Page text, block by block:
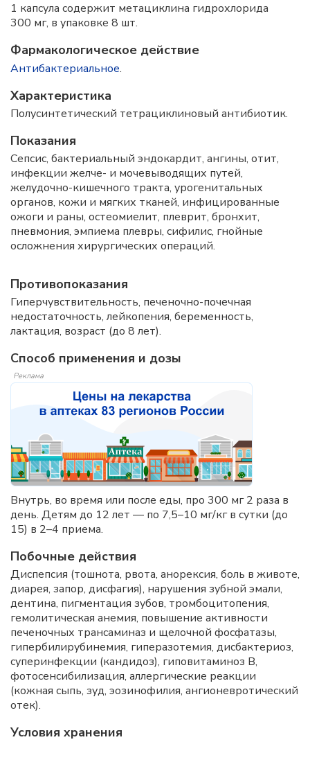
1 капсула содержит метациклина гидрохлорида
300 мг, в упаковке 8 шт.
Фармакологическое действие
Антибактериальное.
Характеристика
Полусинтетический тетрациклиновый антибиотик.
Показания
Сепсис, бактериальный эндокардит, ангины, отит,
инфекции желче- и мочевыводящих путей,
желудочно-кишечного тракта, урогенитальных
органов, кожи и мягких тканей, инфицированные
ожоги и раны, остеомиелит, плеврит, бронхит,
пневмония, эмпиема плевры, сифилис, гнойные
осложнения хирургических операций.
Противопоказания
Гиперчувствительность, печеночно-почечная
недостаточность, лейкопения, беременность,
лактация, возраст (до 8 лет).
Способ применения и дозы
Реклама
Внутрь, во время или после еды, про 300 мг 2 раза в
день. Детям до 12 лет — по 7,5–10 мг/кг в сутки (до
15) в 2–4 приема.
Побочные действия
Диспепсия (тошнота, рвота, анорексия, боль в животе,
диарея, запор, дисфагия), нарушения зубной эмали,
дентина, пигментация зубов, тромбоцитопения,
гемолитическая анемия, повышение активности
печеночных трансаминаз и щелочной фосфатазы,
гипербилирубинемия, гиперазотемия, дисбактериоз,
суперинфекции (кандидоз), гиповитаминоз В,
фотосенсибилизация, аллергические реакции
(кожная сыпь, зуд, эозинофилия, ангионевротический
отек).
Условия хранения